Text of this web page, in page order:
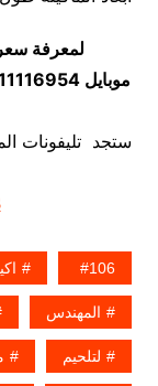
لمعرفة
ستجد تليفونات
106
المهندس
لتلحيم